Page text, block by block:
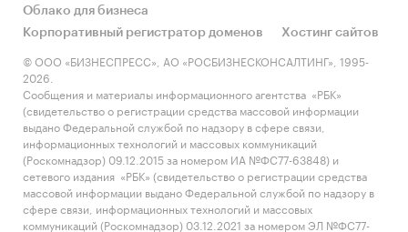
размеру и темпом роста (малый/крупный, с
опережающей динамикой/с отстающей
динамикой) в стратегической перспективе и в
текущей ситуации? Меняются ли позиции
региона с течением времени?
• Насколько рынок насыщен и какой у региона
потенциал роста, если сравнить его с
регионами со схожими доходами, со схожей
долей расходов на мебель и с соседними
регионами?
Облако для бизнеса
Корпоративный регистратор доменов
Хостинг сайтов
© ООО «БИЗНЕСПРЕСС», АО «РОСБИЗНЕСКОНСАЛТИНГ», 1995-
2026.
Сообщения и материалы информационного агентства «РБК»
(свидетельство о регистрации средства массовой информации
выдано Федеральной службой по надзору в сфере связи,
информационных технологий и массовых коммуникаций
(Роскомнадзор) 09.12.2015 за номером ИА №ФС77-63848) и
сетевого издания «РБК» (свидетельство о регистрации средства
массовой информации выдано Федеральной службой по надзору в
сфере связи, информационных технологий и массовых
коммуникаций (Роскомнадзор) 03.12.2021 за номером ЭЛ №ФС77-